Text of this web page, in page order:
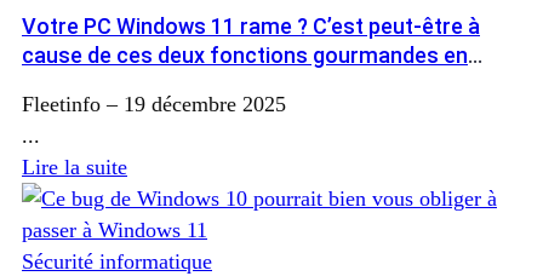
Votre PC Windows 11 rame ? C’est peut-être à
cause de ces deux fonctions gourmandes en
Fleetinfo – 19 décembre 2025
...
Lire la suite
Sécurité informatique